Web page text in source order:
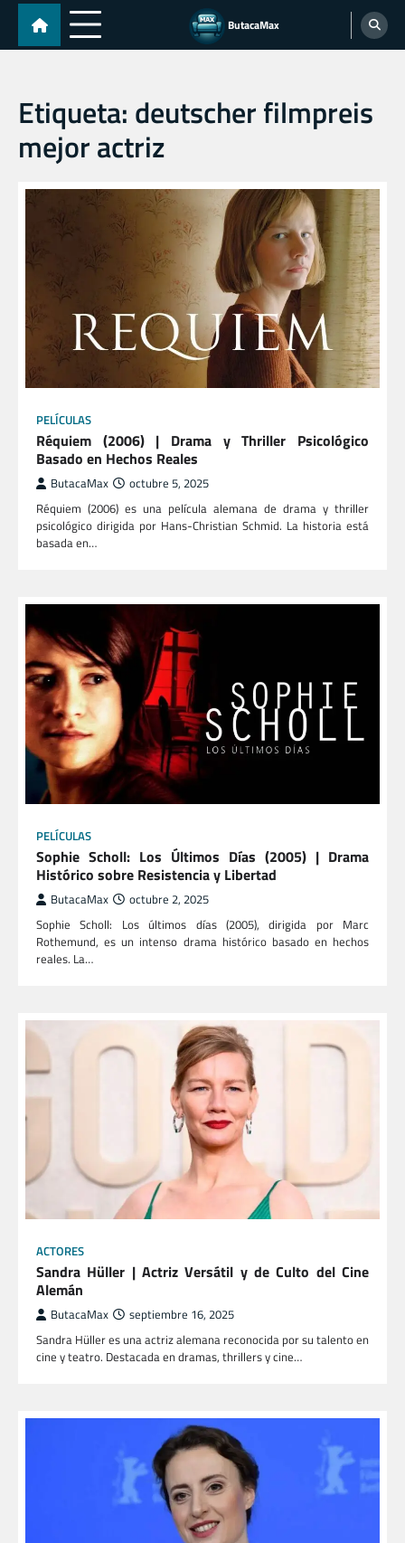
Skip
content
ButacaMax
Etiqueta: deutscher filmpreis
mejor actriz
PELÍCULAS
Réquiem (2006) | Drama y Thriller Psicológico
Basado en Hechos Reales
ButacaMax octubre 5, 2025
Réquiem (2006) es una película alemana de drama y thriller
psicológico dirigida por Hans-Christian Schmid. La historia está
basada en…
PELÍCULAS
Sophie Scholl: Los Últimos Días (2005) | Drama
Histórico sobre Resistencia y Libertad
ButacaMax octubre 2, 2025
Sophie Scholl: Los últimos días (2005), dirigida por Marc
Rothemund, es un intenso drama histórico basado en hechos
reales. La…
ACTORES
Sandra Hüller | Actriz Versátil y de Culto del Cine
Alemán
ButacaMax septiembre 16, 2025
Sandra Hüller es una actriz alemana reconocida por su talento en
cine y teatro. Destacada en dramas, thrillers y cine…